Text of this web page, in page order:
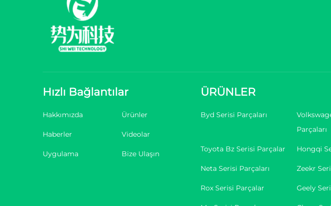
Hızlı Bağlantılar
Hakkımızda Ürünler
Haberler Videolar
Uygulama Bize Ulaşın
ÜRÜNLER
Byd Serisi Parçaları
Parçaları
Toyota Bz Serisi Parçalar Hongqi
Neta Serisi Parçaları Zeekr
Rox Serisi Parçalar Geely